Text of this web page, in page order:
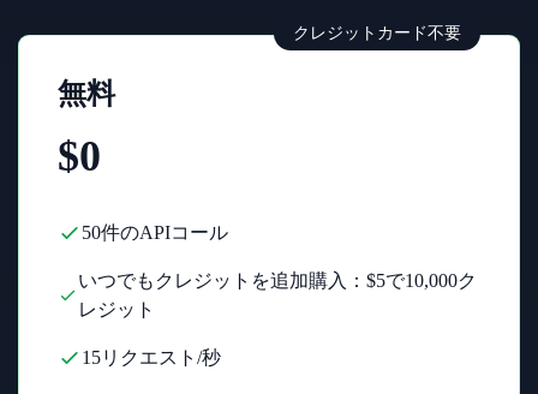
クレジットカード不要
無料
$0
50件のAPIコール
いつでもクレジットを追加購入：$5で10,000ク
レジット
15リクエスト/秒